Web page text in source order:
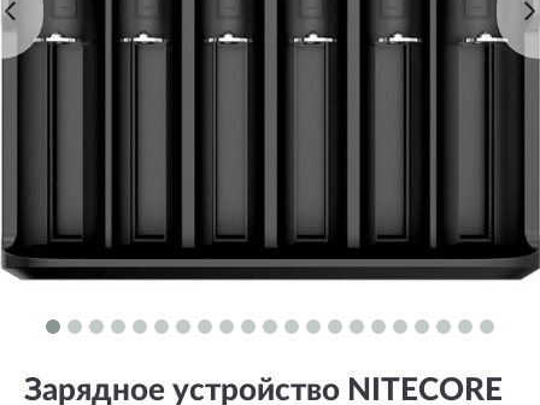
Зарядное устройство NITECORE